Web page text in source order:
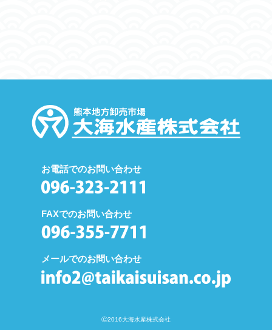
お電話でのお問い合わせ
FAXでのお問い合わせ
メールでのお問い合わせ
Ⓒ2016大海水産株式会社